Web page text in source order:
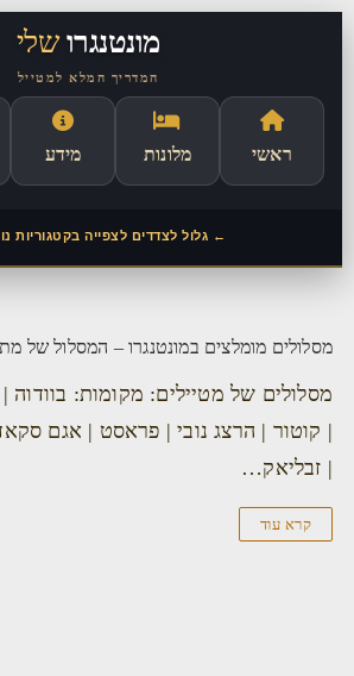
לתוכן
מונטנגרושלי
המדריך המלא למטייל
ראשי מלונות מידע
← גלול לצדדים לצפייה בקטגוריות
מסלולים מומלצים במונטנגרו – המסלול של
מסלולים של מטיילים: מקומות: בוודוה
| קוטור | הרצג נובי | פראסט | אגם
| זבליאק…
קרא עוד